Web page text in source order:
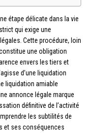
étape délicate dans la vie
qui exige une
Cette procédure, loin
une obligation
envers les tiers et
d’une liquidation
liquidation amiable
annonce légale marque
définitive de l’activité
les subtilités de
et ses conséquences